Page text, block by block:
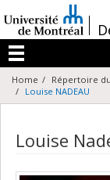
au
contenu
/
Menu
Home Répertoire
Louise NADEAU
Louise